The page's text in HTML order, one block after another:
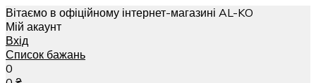
Вітаємо в офіційному інтернет-магазині AL-KO
Мій акаунт
Вхід
Список бажань
0